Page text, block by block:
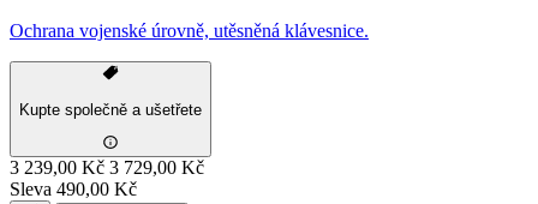
Ochrana vojenské úrovně, utěsněná klávesnice.
Kupte společně a ušetřete
3 239,00 Kč 3 729,00 Kč
Sleva 490,00 Kč